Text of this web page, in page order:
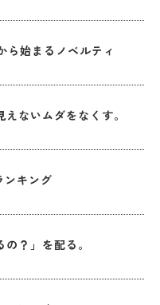
ら始まるノベルティ
ないムダをなくす。
キング
？」を配る。